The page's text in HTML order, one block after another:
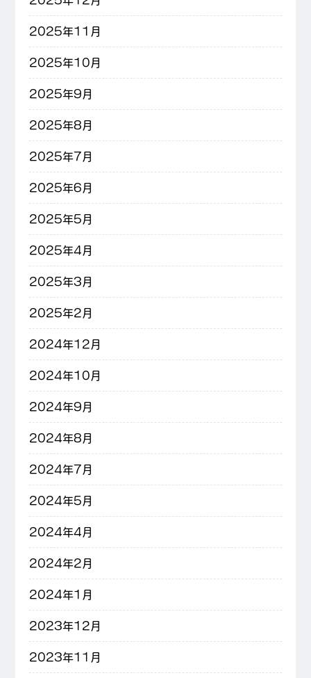
2025年11月
2025年10月
2025年9月
2025年8月
2025年7月
2025年6月
2025年5月
2025年4月
2025年3月
2025年2月
2024年12月
2024年10月
2024年9月
2024年8月
2024年7月
2024年5月
2024年4月
2024年2月
2024年1月
2023年12月
2023年11月